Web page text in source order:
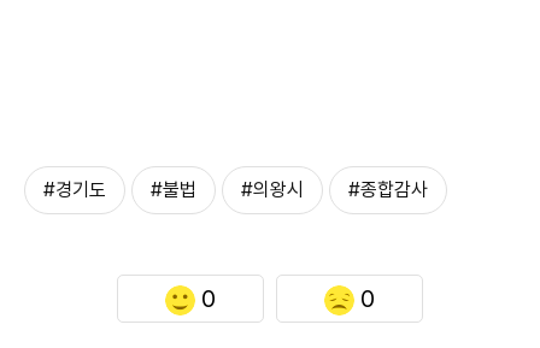
#경기도 #불법 #의왕시 #종합감사
0 0